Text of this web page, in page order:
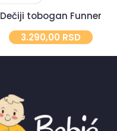
Dečiji tobogan Funner
3.290,00 RSD